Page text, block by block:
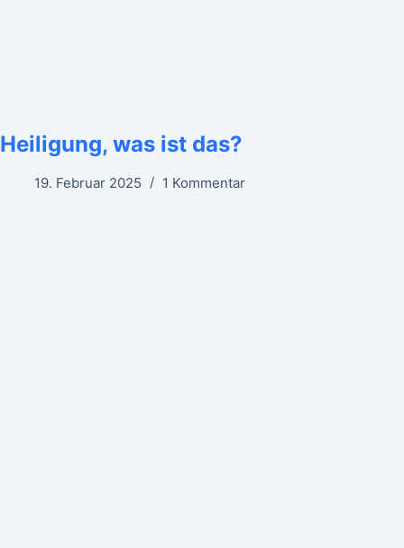
Heiligung, was ist das?
19. Februar 2025 1 Kommentar